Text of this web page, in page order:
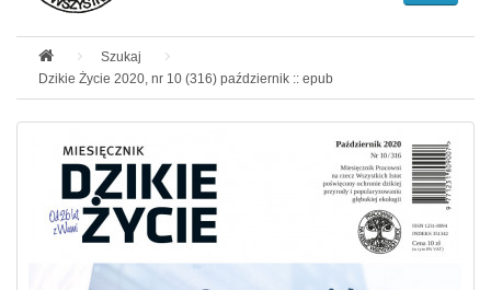
Szukaj
Dzikie Życie 2020, nr 10 (316) październik :: epub